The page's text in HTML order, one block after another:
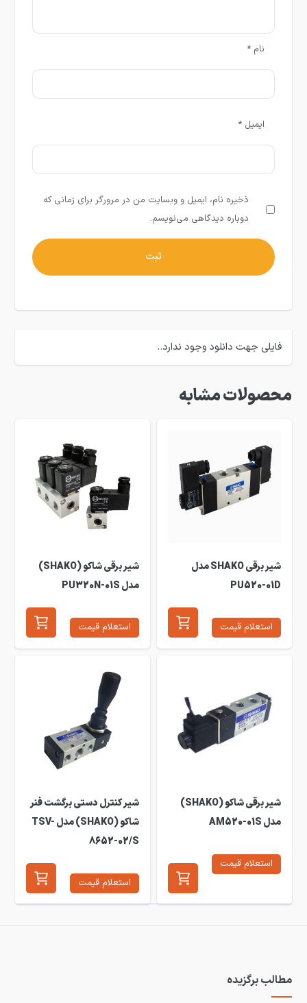
نام*
ایمیل*
ذخیره نام، ایمیل و وبسایت من در مرورگر برای زمانی که
دوباره دیدگاهی می‌نویسم.
فایلی جهت دانلود وجود ندارد..
محصولات مشابه
شیر برقی SHAKO مدل
PU520-01D
استعلام قیمت
شیر برقی شاکو (SHAKO)
مدل PU320N-01S
استعلام قیمت
شیر برقی شاکو (SHAKO)
مدل AM520-01S
استعلام قیمت
شیر کنترل دستی برگشت فنر
شاکو (SHAKO) مدل TSV-
8652-02/S
استعلام قیمت
مطالب برگزیده